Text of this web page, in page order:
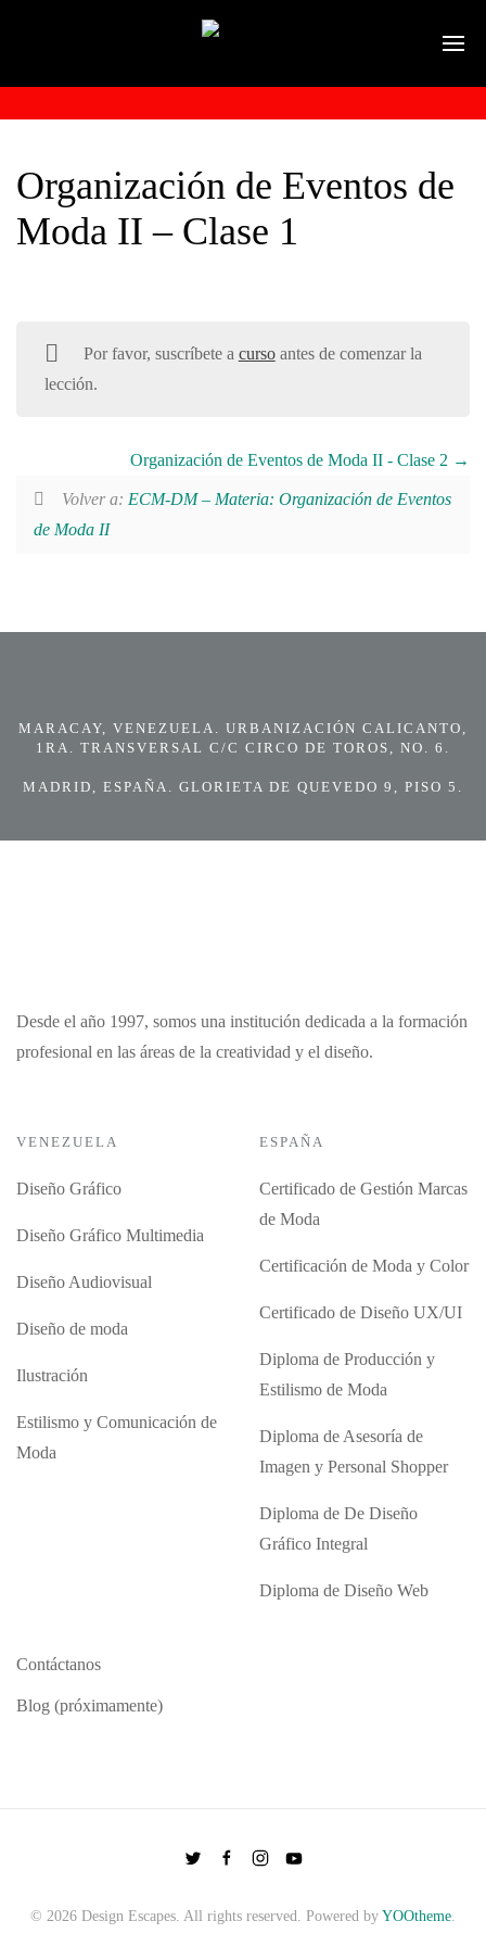
Organización de Eventos de
Moda II – Clase 1
Por favor, suscríbete a cursoantes de comenzar la
lección.
Organización de Eventos de Moda II - Clase 2
Volver a: ECM-DM – Materia: Organización de Eventos
de Moda II
MARACAY, VENEZUELA. URBANIZACIÓN CALICANTO,
1RA. TRANSVERSAL C/C CIRCO DE TOROS, NO. 6.
MADRID, ESPAÑA. GLORIETA DE QUEVEDO 9, PISO 5.
Desde el año 1997, somos una institución dedicada a la formación
profesional en las áreas de la creatividad y el diseño.
VENEZUELA
Diseño Gráfico
Diseño Gráfico Multimedia
Diseño Audiovisual
Diseño de moda
Ilustración
Estilismo y Comunicación de
Moda
ESPAÑA
Certificado de Gestión Marcas
de Moda
Certificación de Moda y Color
Certificado de Diseño UX/UI
Diploma de Producción y
Estilismo de Moda
Diploma de Asesoría de
Imagen y Personal Shopper
Diploma de De Diseño
Gráfico Integral
Diploma de Diseño Web
Contáctanos
Blog (próximamente)
© 2026 Design Escapes. All rights reserved. Powered by YOOtheme.